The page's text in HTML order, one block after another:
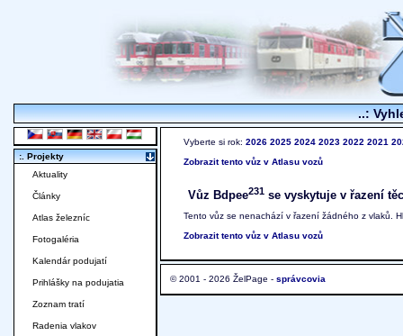
..:
Vyberte si rok: 2026 2025 2024 2023 2022 2021
Zobrazit tento vůz v Atlasu vozů
Vůz Bdpee231 se vyskytuje v řazení
Tento vůz se nenachází v řazení žádného z vlaků.
Zobrazit tento vůz v Atlasu vozů
© 2001 - 2026 ŽelPage - správcovia
:. Projekty
Aktuality
Články
Atlas železníc
Fotogaléria
Kalendár podujatí
Prihlášky na podujatia
Zoznam tratí
Radenia vlakov